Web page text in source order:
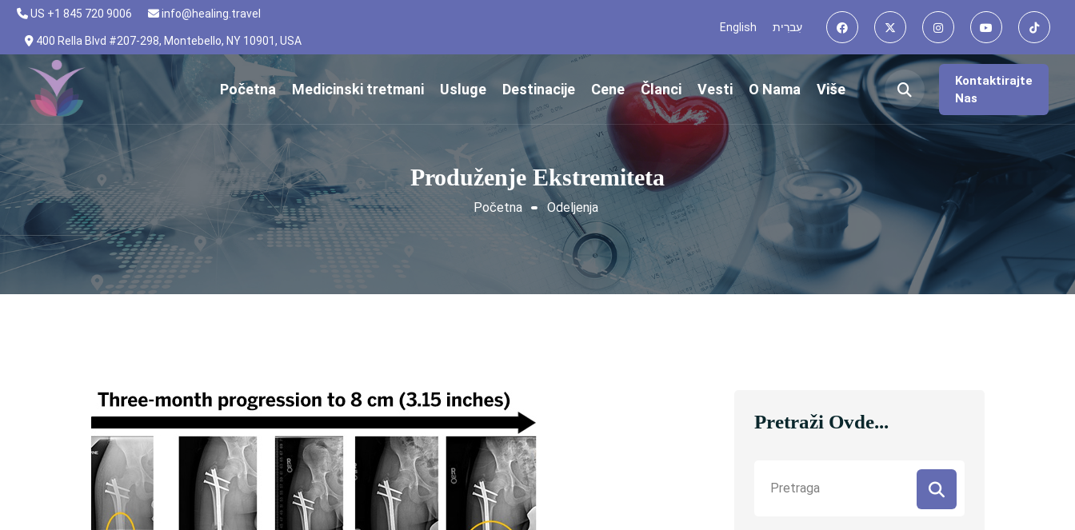
US +1 845 720 9006 info@healing.travel
400 Rella Blvd #207-298, Montebello, NY 10901, USA
English עִברִית
Početna Medicinski tretmani Usluge Destinacije Cene Članci Vesti O Nama Više
Kontaktirajte
Nas
Produženje Ekstremiteta
Početna Odeljenja
Pretraži Ovde...